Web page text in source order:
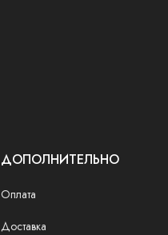
ДОПОЛНИТЕЛЬНО
Оплата
Доставка